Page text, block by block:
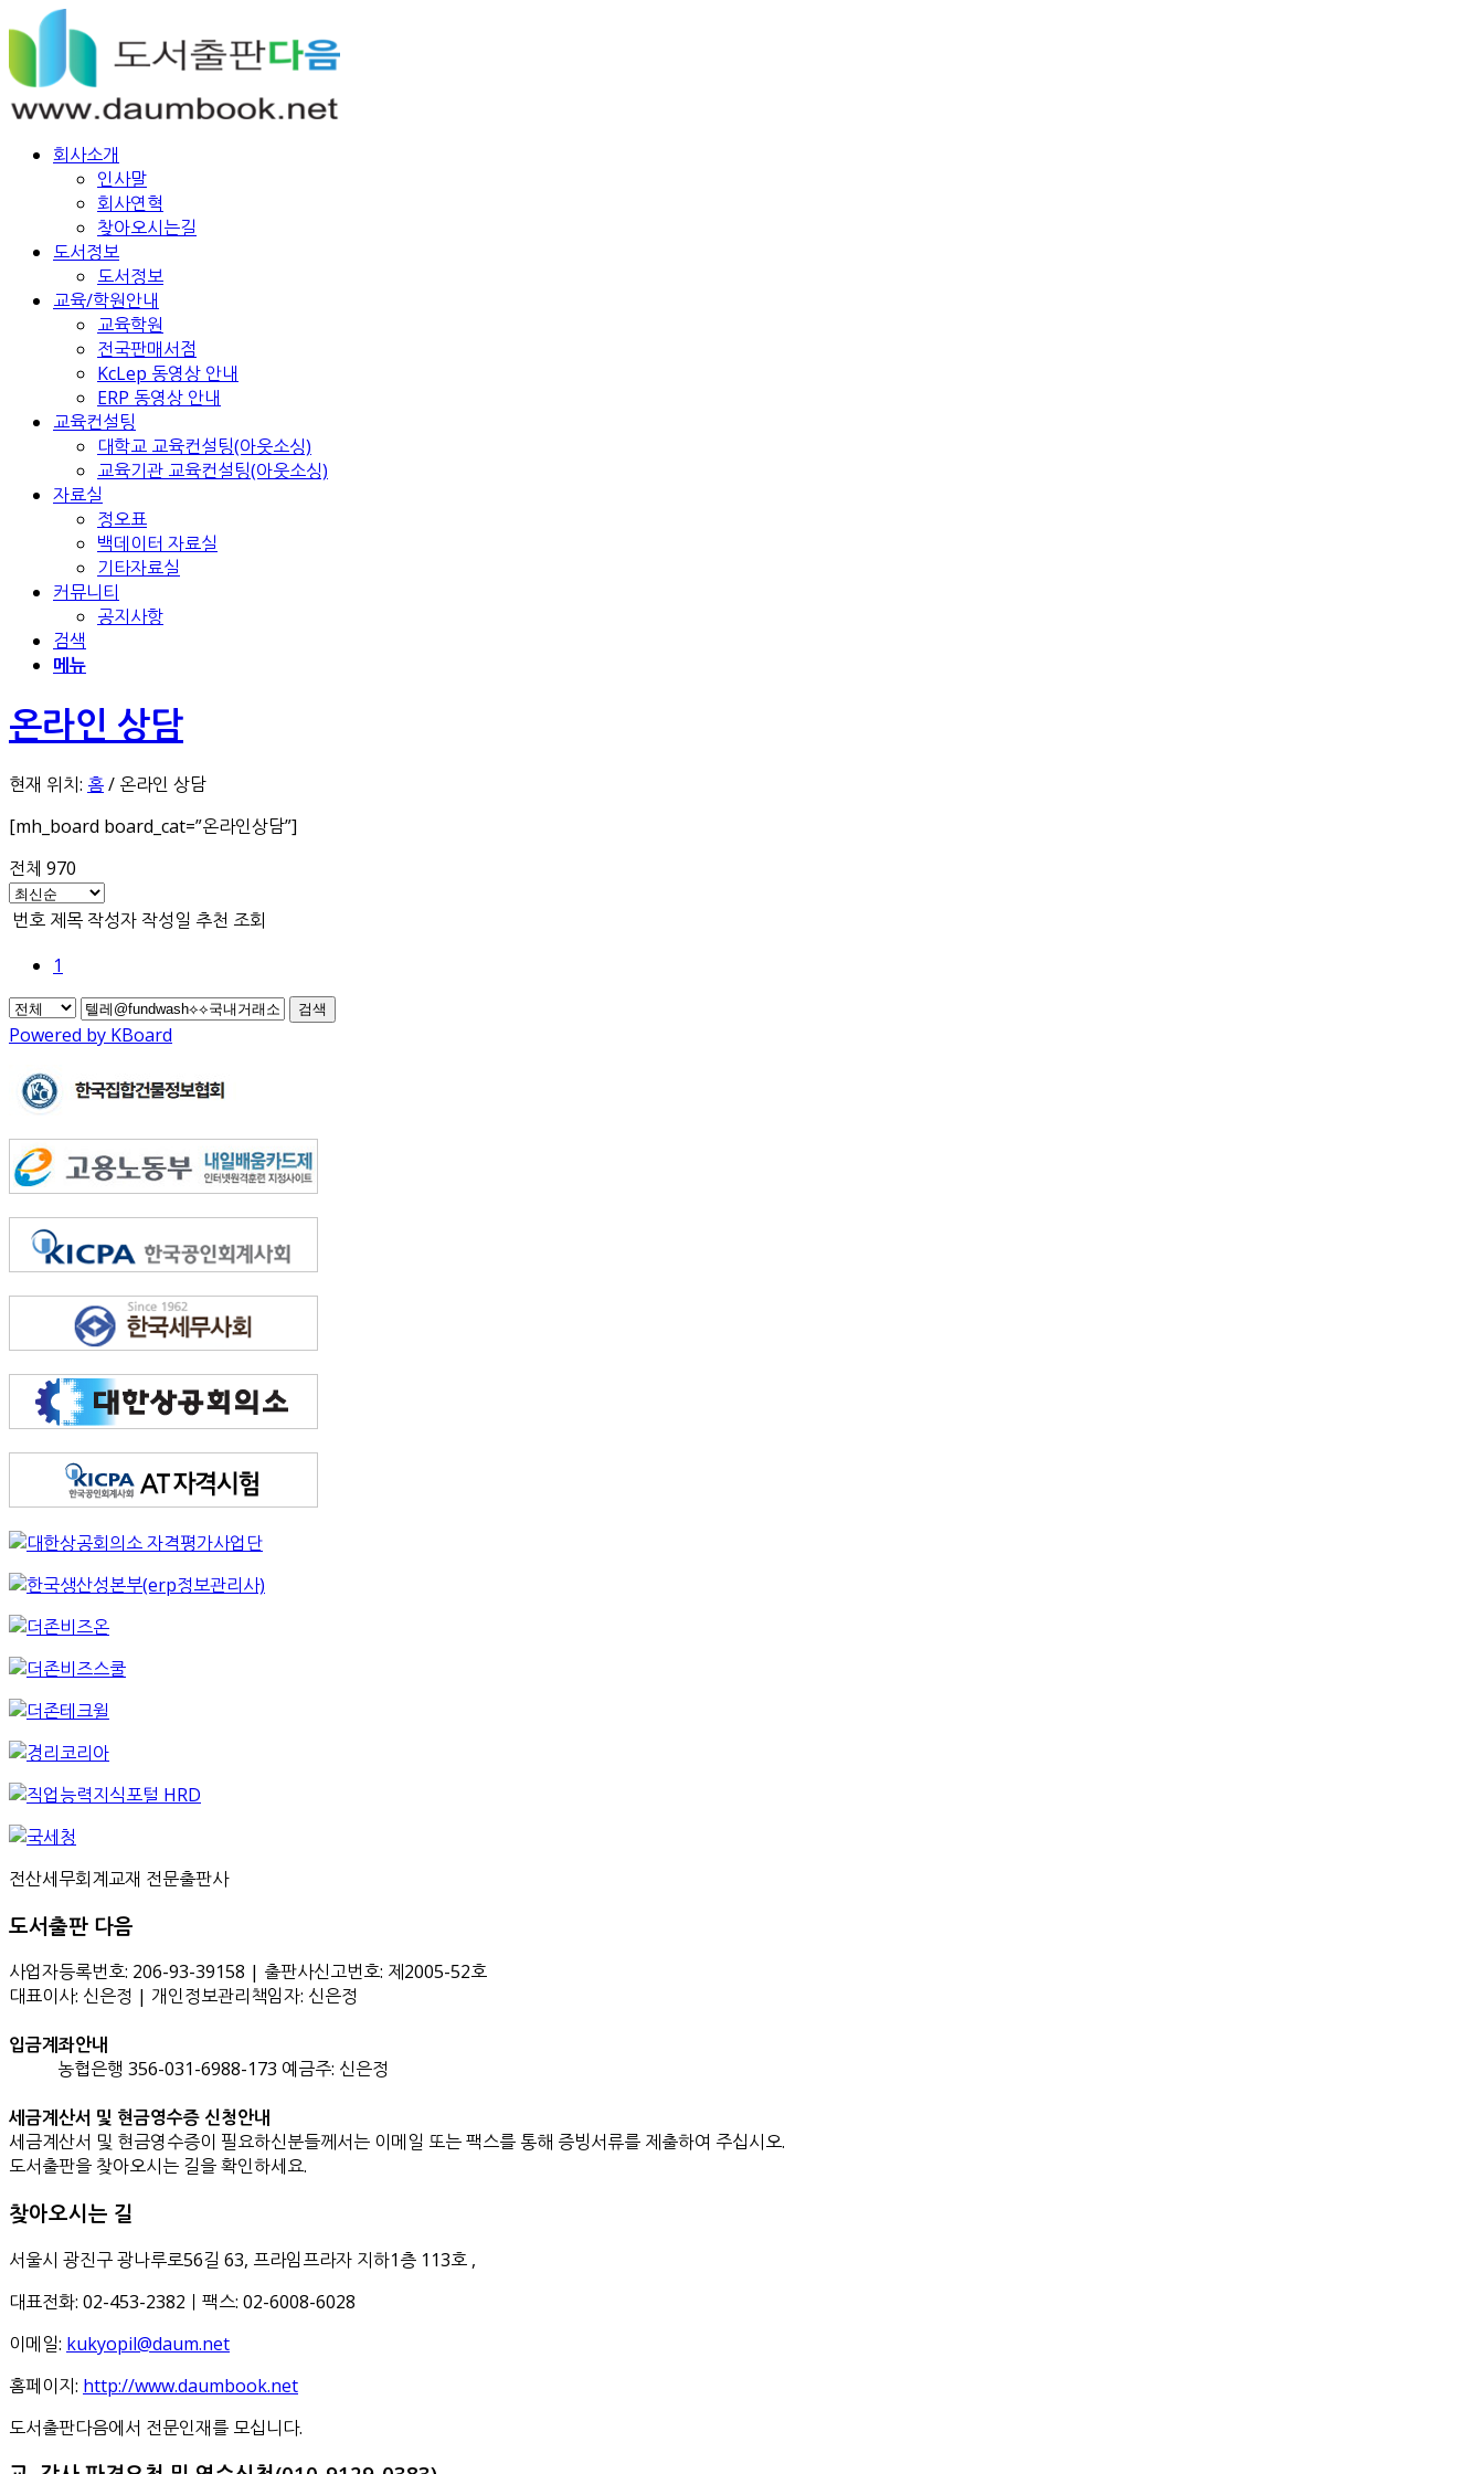
회사소개
인사말
회사연혁
찾아오시는길
도서정보
도서정보
교육/학원안내
교육학원
전국판매서점
KcLep 동영상 안내
ERP 동영상 안내
교육컨설팅
대학교 교육컨설팅(아웃소싱)
교육기관 교육컨설팅(아웃소싱)
자료실
정오표
백데이터 자료실
기타자료실
커뮤니티
공지사항
검색
메뉴
온라인 상담
현재 위치: 홈/ 온라인 상담
[mh_board board_cat=”온라인상담”]
전체 970
번호 제목 작성자 작성일 추천 조회
1
검색
Powered by KBoard
전산세무회계교재 전문출판사
도서출판 다음
사업자등록번호: 206-93-39158 | 출판사신고번호: 제2005-52호
대표이사: 신은정 | 개인정보관리책임자: 신은정
입금계좌안내
농협은행 356-031-6988-173 예금주: 신은정
세금계산서 및 현금영수증 신청안내
세금계산서 및 현금영수증이 필요하신분들께서는 이메일 또는 팩스를 통해 증빙서류를 제출하여 주십시오.
도서출판을 찾아오시는 길을 확인하세요.
찾아오시는 길
서울시 광진구 광나루로56길 63, 프라임프라자 지하1층 113호 ,
대표전화: 02-453-2382ㅣ팩스: 02-6008-6028
이메일: kukyopil@daum.net
홈페이지: http://www.daumbook.net
도서출판다음에서 전문인재를 모십니다.